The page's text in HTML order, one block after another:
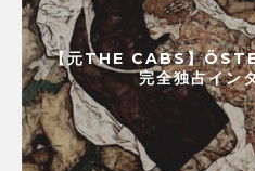
【元THE CABS】
完全独占イン